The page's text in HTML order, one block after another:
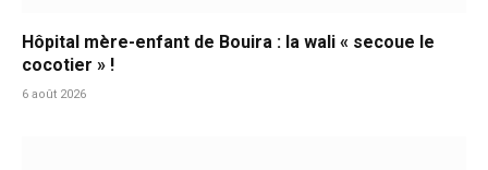
Hôpital mère-enfant de Bouira : la wali « secoue le
cocotier » !
6 août 2026